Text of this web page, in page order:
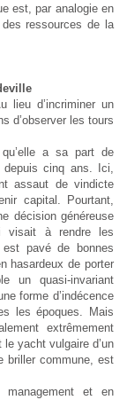
est, par analogie en
ressources de la
lieu d’incriminer un
d’observer les tours
a sa part de
depuis cinq ans. Ici,
assaut de vindicte
capital. Pourtant,
décision généreuse
visait à rendre les
est pavé de bonnes
hasardeux de porter
un quasi-invariant
forme d’indécence
les époques. Mais
extrêmement
yacht vulgaire d’un
briller commune, est
management et en